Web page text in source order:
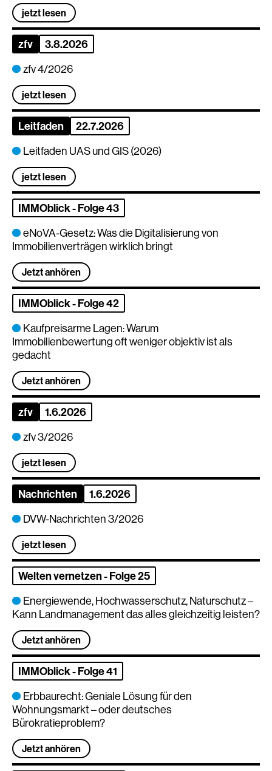
jetzt lesen
zfv 4/2026
zfv 3.8.2026
jetzt lesen
Leitfaden UAS und GIS (2026)
Leitfaden 22.7.2026
jetzt lesen
eNoVA-Gesetz: Was die Digitalisierung von
Immobilienverträgen wirklich bringt
IMMOblick - Folge 43
Jetzt anhören
Kaufpreisarme Lagen: Warum
Immobilienbewertung oft weniger objektiv ist als
gedacht
IMMOblick - Folge 42
Jetzt anhören
zfv 3/2026
zfv 1.6.2026
jetzt lesen
DVW-Nachrichten 3/2026
Nachrichten 1.6.2026
jetzt lesen
Energiewende, Hochwasserschutz, Naturschutz –
Kann Landmanagement das alles gleichzeitig leisten?
Welten vernetzen - Folge 25
Jetzt anhören
Erbbaurecht: Geniale Lösung für den
Wohnungsmarkt – oder deutsches
Bürokratieproblem?
IMMOblick - Folge 41
Jetzt anhören